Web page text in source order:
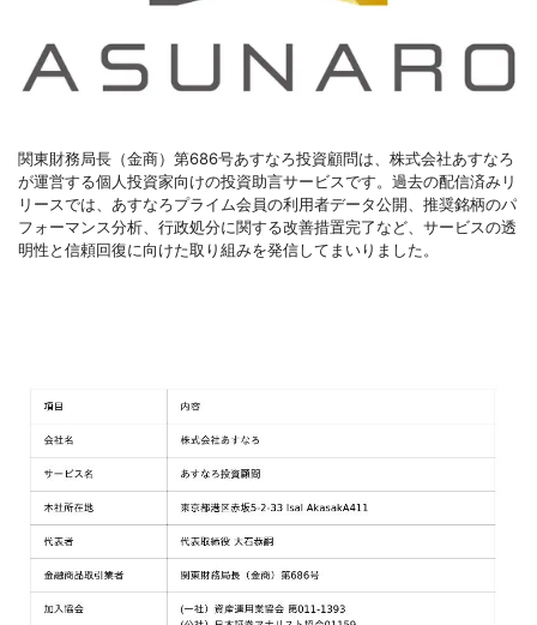
関東財務局長（金商）第686号あすなろ投資顧問は、株式会社あすなろ
が運営する個人投資家向けの投資助言サービスです。過去の配信済みリ
リースでは、あすなろプライム会員の利用者データ公開、推奨銘柄のパ
フォーマンス分析、行政処分に関する改善措置完了など、サービスの透
明性と信頼回復に向けた取り組みを発信してまいりました。